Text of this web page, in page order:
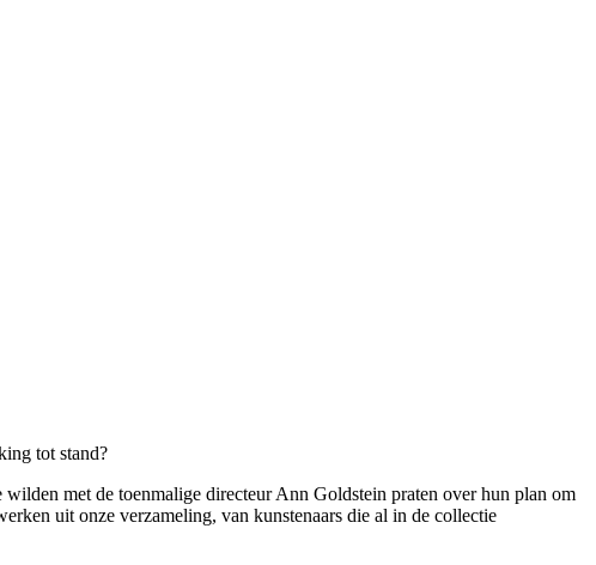
tot stand?
met de toenmalige directeur Ann Goldstein praten over hun plan om
uit onze verzameling, van kunstenaars die al in de collectie